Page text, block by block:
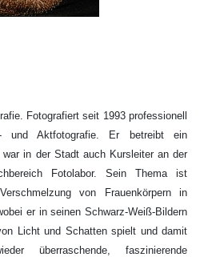
Fotografiert seit 1993 professionell
und Aktfotografie. Er betreibt ein
war in der Stadt auch Kursleiter an der
Fotolabor. Sein Thema ist
von Frauenkörpern in
er in seinen Schwarz-Weiß-Bildern
Licht und Schatten spielt und damit
überraschende, faszinierende